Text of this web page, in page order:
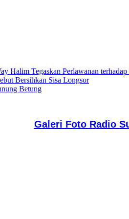
Halim Tegaskan Perlawanan terhadap
Bersihkan Sisa Longsor
Betung
Galeri Foto Radio